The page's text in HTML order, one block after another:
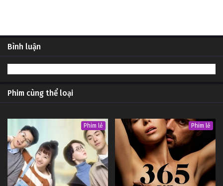
Bình luận
Phim cùng thể loại
Phim lẻ Phim lẻ